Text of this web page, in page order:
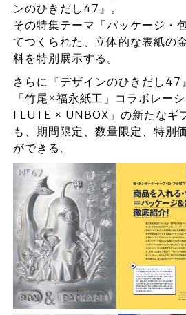
ンのひきだし47』。
その特集テーマ「パッケージ・
てつくられた、立体的な表紙の
料を特別展示する。
さらに『デザインのひきだし47
「竹尾×福永紙工」コラボレー
FLUTE × UNBOX」の新たなギ
も、期間限定、数量限定、特別
ができる。